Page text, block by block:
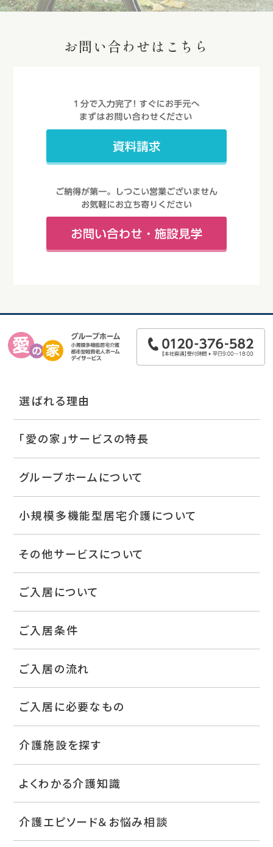
お問い合わせはこちら
選ばれる理由
「愛の家」サービスの特長
グループホームについて
小規模多機能型居宅介護について
その他サービスについて
ご入居について
ご入居条件
ご入居の流れ
ご入居に必要なもの
介護施設を探す
よくわかる介護知識
介護エピソード＆お悩み相談